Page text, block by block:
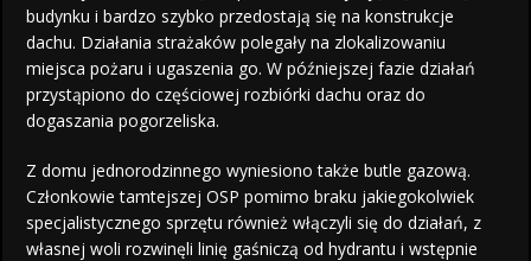
budynku i bardzo szybko przedostają się na konstrukcje
dachu. Działania strażaków polegały na zlokalizowaniu
miejsca pożaru i ugaszenia go. W późniejszej fazie działań
przystąpiono do częściowej rozbiórki dachu oraz do
dogaszania pogorzeliska.
Z domu jednorodzinnego wyniesiono także butle gazową.
Członkowie tamtejszej OSP pomimo braku jakiegokolwiek
specjalistycznego sprzętu również włączyli się do działań, z
własnej woli rozwinęli linię gaśniczą od hydrantu i wstępnie